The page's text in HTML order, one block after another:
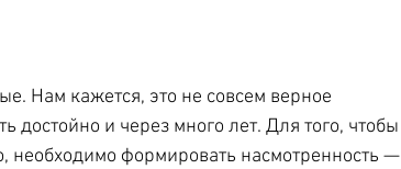
Нам кажется, это не совсем верное
и через много лет. Для того, чтобы
необходимо формировать насмотренность —